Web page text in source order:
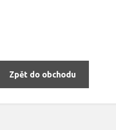
Zpět do obchodu